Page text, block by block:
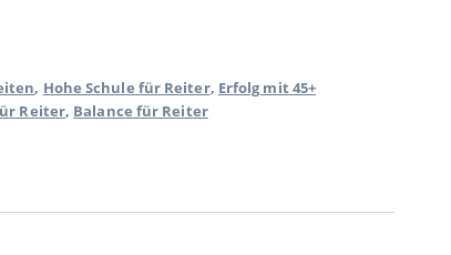
, Hohe Schule für Reiter, Erfolg mit 45+
Reiter, Balance für Reiter